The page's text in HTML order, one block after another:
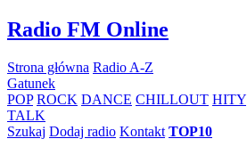
Skip
to
Radio FM Online
Strona główna Radio A-Z
Gatunek
POP ROCK DANCE CHILLOUT HITY
TALK
Szukaj Dodaj radio Kontakt TOP10